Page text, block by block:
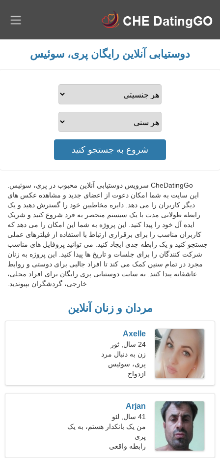
دوستیابی آنلاین رایگان پری، سوئیس
CheDatingGo سرویس دوستیابی آنلاین محبوب در پری، سوئیس.
این سایت به شما امکان دعوت از اعضای جدید و مشاهده عکس های
دیگر کاربران را می دهد. دایره مخاطبین خود را گسترش دهید و یک
رابطه طولانی مدت با یک سیستم منحصر به فرد شروع کنید و شریک
ایده آل خود را پیدا کنید. این پروژه به شما این امکان را می دهد که
کاربران مناسب را برای برقراری ارتباط با استفاده از فیلترهای عملی
جستجو کنید و یک رابطه جدی ایجاد کنید. می توانید پروفایل های مناسب
شرکت کنندگان را برای جلسات و تاریخ ها پیدا کنید. این پروژه به زنان
مجرد در تمام سنین کمک می کند تا افراد جالبی برای دوستی و روابط
عاشقانه پیدا کنند. به سایت دوستیابی پری رایگان برای افراد محلی،
خارجی، گردشگران بپیوندید.
مردان و زنان آنلاین
Axelle
24 سال, ثور
زن به دنبال مرد
پری، سوئیس
ازدواج
Arjan
41 سال, لئو
من یک بانکدار هستم، به یک
زن بازیگوش نیاز دارم
پری
رابطه واقعی